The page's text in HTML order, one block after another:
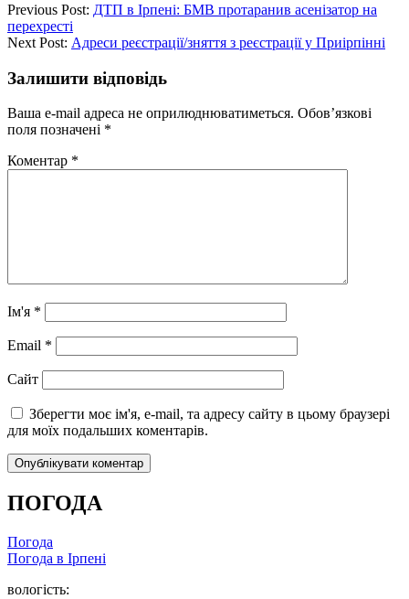
Previous Post: ДТП в Ірпені: БМВ протаранив асенізатор на
перехресті
Next Post: Адреси реєстрації/зняття з реєстрації у Приірпінні
Залишити відповідь
Ваша e-mail адреса не оприлюднюватиметься. Обов’язкові
поля позначені *
Коментар *
Ім'я *
Email *
Сайт
Зберегти моє ім'я, e-mail, та адресу сайту в цьому браузері
для моїх подальших коментарів.
ПОГОДА
Погода
Погода в Ірпені
вологість: